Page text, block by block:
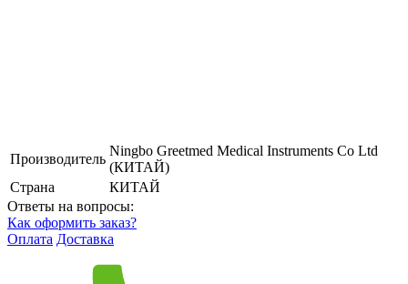
Производитель
Ningbo Greetmed Medical Instruments Co Ltd
(КИТАЙ)
Страна
КИТАЙ
Ответы на вопросы:
Как оформить заказ?
Оплата Доставка